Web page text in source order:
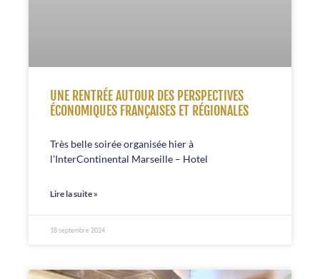
UNE RENTRÉE AUTOUR DES PERSPECTIVES
ÉCONOMIQUES FRANÇAISES ET RÉGIONALES
Très belle soirée organisée hier à
l’InterContinental Marseille – Hotel
Lire la suite »
18 septembre 2024